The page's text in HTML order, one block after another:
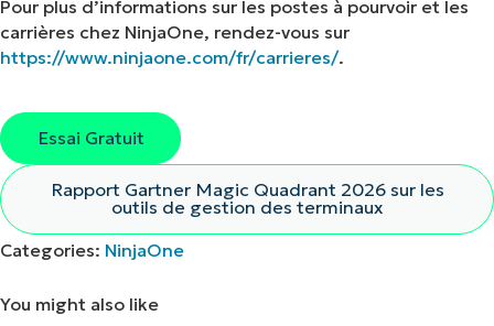
Pour plus d’informations sur les postes à pourvoir et les
carrières chez NinjaOne, rendez-vous sur
https://www.ninjaone.com/fr/carrieres/.
Essai Gratuit
Rapport Gartner Magic Quadrant 2026 sur les
outils de gestion des terminaux
Categories: NinjaOne
You might also like
Voir NinjaOne en action
Parcourez nos démonstrations à la demande
pour découvrir comment NinjaOne simplifie les
terminaux, les correctifs, le MDM, la gestion
des tickets et bien plus encore.
Explorer les démos